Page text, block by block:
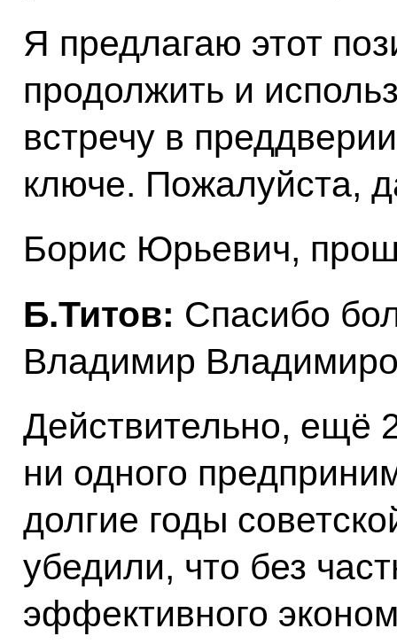
Я предлагаю этот
продолжить и
встречу в
ключе. Пожалуйста,
Борис Юрьевич,
Б.Титов: Спасибо
Владимир
Действительно, ещё
ни одного
долгие годы
убедили, что без
эффективного